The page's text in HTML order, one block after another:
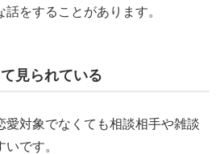
をすることがあります。
見られている
愛対象でなくても相談相手や雑談
です。